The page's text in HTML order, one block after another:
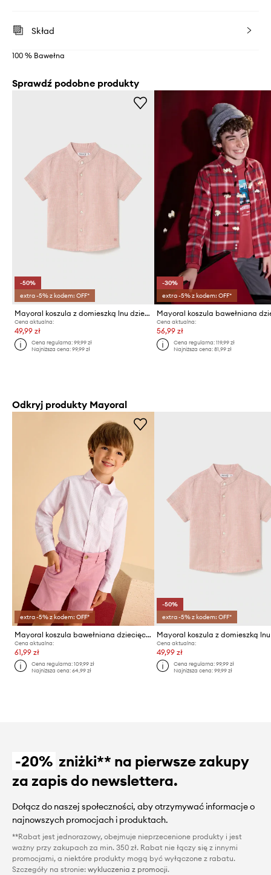
Skład
100 % Bawełna
Sprawdź podobne produkty
-50%
extra -5% z kodem: OFF*
Mayoral koszula z domieszką lnu dziecięca
Cena aktualna:
49,99 zł
Cena regularna:99,99 zł
Najniższa cena:99,99 zł
-30%
extra -5% z kodem: OFF*
Cena aktualna:
56,99 zł
Cena regularna: 119,99 zł
Najniższa cena: 81,99 zł
Odkryj produkty Mayoral
extra -5% z kodem: OFF*
Mayoral koszula bawełniana dziecięca
Cena aktualna:
61,99 zł
Cena regularna:109,99 zł
Najniższa cena:64,99 zł
-50%
extra -5% z kodem: OFF*
Cena aktualna:
49,99 zł
Cena regularna: 99,99 zł
Najniższa cena: 99,99 zł
-20% zniżki** na pierwsze zakupy
za zapis do newslettera.
Dołącz do naszej społeczności, aby otrzymywać informacje o
najnowszych promocjach i produktach.
**Rabat jest jednorazowy, obejmuje nieprzecenione produkty i jest
ważny przy zakupach za min. 350 zł. Rabat nie łączy się z innymi
promocjami, a niektóre produkty mogą być wyłączone z rabatu.
Szczegóły na stronie: wykluczenia z promocji.